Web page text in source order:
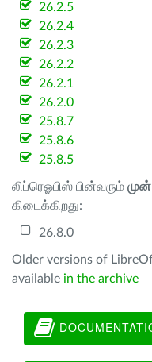
26.2.5
26.2.4
26.2.3
26.2.2
26.2.1
26.2.0
25.8.7
25.8.6
25.8.5
லிப்ரெஓபிஸ் பின்வரும் முன்
கிடைக்கிறது:
26.8.0
Older versions of
available in the archive